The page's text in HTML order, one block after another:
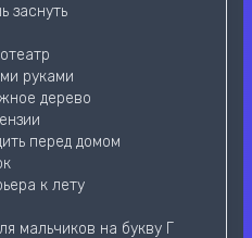
заснуть
руками
дерево
перед домом
к лету
мальчиков на букву Г